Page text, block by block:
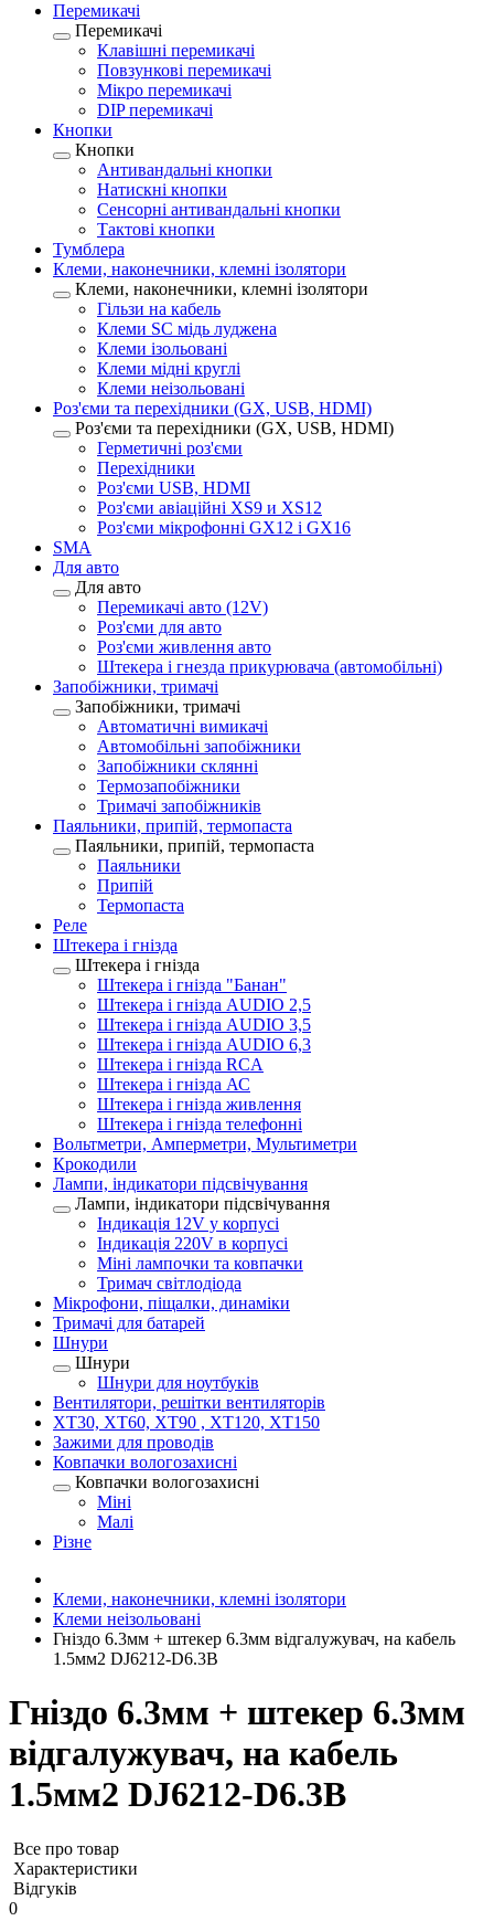
Перемикачі
Перемикачі
Клавішні перемикачі
Повзункові перемикачі
Мікро перемикачі
DIP перемикачі
Кнопки
Кнопки
Антивандальні кнопки
Натискні кнопки
Сенсорні антивандальні кнопки
Тактові кнопки
Тумблера
Клеми, наконечники, клемні ізолятори
Клеми, наконечники, клемні ізолятори
Гільзи на кабель
Клеми SC мідь луджена
Клеми ізольовані
Клеми мідні круглі
Клеми неізольовані
Роз'єми та перехідники (GX, USB, HDMI)
Роз'єми та перехідники (GX, USB, HDMI)
Герметичні роз'єми
Перехідники
Роз'єми USB, HDMI
Роз'єми авіаційні XS9 и XS12
Роз'єми мікрофонні GX12 і GX16
SMA
Для авто
Для авто
Перемикачі авто (12V)
Роз'єми для авто
Роз'єми живлення авто
Штекера і гнезда прикурювача (автомобільні)
Запобіжники, тримачі
Запобіжники, тримачі
Автоматичні вимикачі
Автомобільні запобіжники
Запобіжники склянні
Термозапобіжники
Тримачі запобіжників
Паяльники, припій, термопаста
Паяльники, припій, термопаста
Паяльники
Припій
Термопаста
Реле
Штекера і гнізда
Штекера і гнізда
Штекера і гнізда "Банан"
Штекера і гнізда AUDIO 2,5
Штекера і гнізда AUDIO 3,5
Штекера і гнізда AUDIO 6,3
Штекера і гнізда RCA
Штекера і гнізда АС
Штекера і гнізда живлення
Штекера і гнізда телефонні
Вольтметри, Амперметри, Мультиметри
Крокодили
Лампи, індикатори підсвічування
Лампи, індикатори підсвічування
Індикація 12V у корпусі
Індикація 220V в корпусі
Міні лампочки та ковпачки
Тримач світлодіода
Мікрофони, піщалки, динаміки
Тримачі для батарей
Шнури
Шнури
Шнури для ноутбуків
Вентилятори, решітки вентиляторів
XT30, XT60, XT90 , XT120, XT150
Зажими для проводів
Ковпачки вологозахисні
Ковпачки вологозахисні
Міні
Малі
Різне
Клеми, наконечники, клемні ізолятори
Клеми неізольовані
Гніздо 6.3мм + штекер 6.3мм відгалужувач, на кабель
1.5мм2 DJ6212-D6.3B
Гніздо 6.3мм + штекер 6.3мм
відгалужувач, на кабель
1.5мм2 DJ6212-D6.3B
Все про товар
Характеристики
Відгуків
0